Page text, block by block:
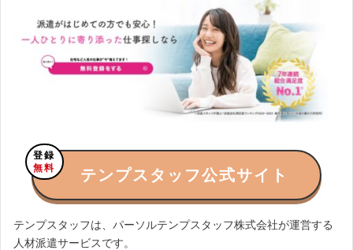
登録
無料
テンプスタッフ公式サイト
テンプスタッフは、パーソルテンプスタッフ株式会社が運営する
人材派遣サービスです。